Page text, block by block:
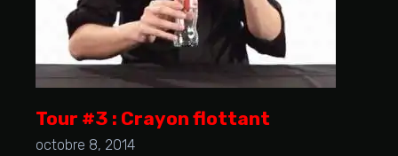
Tour #3 : Crayon flottant
octobre 8, 2014